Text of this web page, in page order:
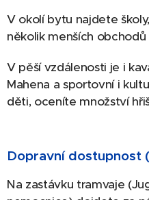
V okolí bytu najdete
několik menších
V pěší vzdálenosti je i
Mahena a sportovní i
děti, oceníte množství
Dopravní dostupnost
Na zastávku tramvaje